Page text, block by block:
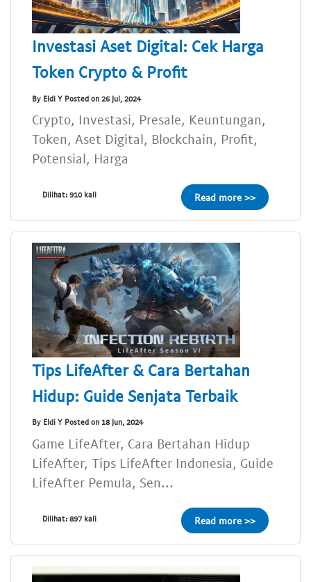
Investasi Aset Digital: Cek Harga
Token Crypto & Profit
By Eldi Y Posted on 26 Jul, 2024
Crypto, Investasi, Presale, Keuntungan,
Token, Aset Digital, Blockchain, Profit,
Potensial, Harga
Dilihat: 910 kali Read more >>
Tips LifeAfter & Cara Bertahan
Hidup: Guide Senjata Terbaik
By Eldi Y Posted on 18 Jun, 2024
Game LifeAfter, Cara Bertahan Hidup
LifeAfter, Tips LifeAfter Indonesia, Guide
LifeAfter Pemula, Sen...
Dilihat: 897 kali Read more >>